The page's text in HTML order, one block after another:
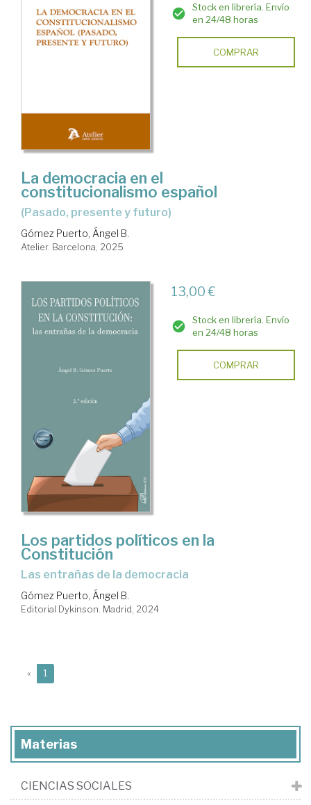
Stock en librería. Envío
en 24/48 horas
COMPRAR
La democracia en el
constitucionalismo español
(pasado, presente y futuro)
Gómez Puerto, Ángel B.
Atelier. Barcelona, 2025
13,00 €
Stock en librería. Envío
en 24/48 horas
COMPRAR
Los partidos políticos en la
Constitución
las entrañas de la democracia
Gómez Puerto, Ángel B.
Editorial Dykinson. Madrid, 2024
« 1
Materias
CIENCIAS SOCIALES